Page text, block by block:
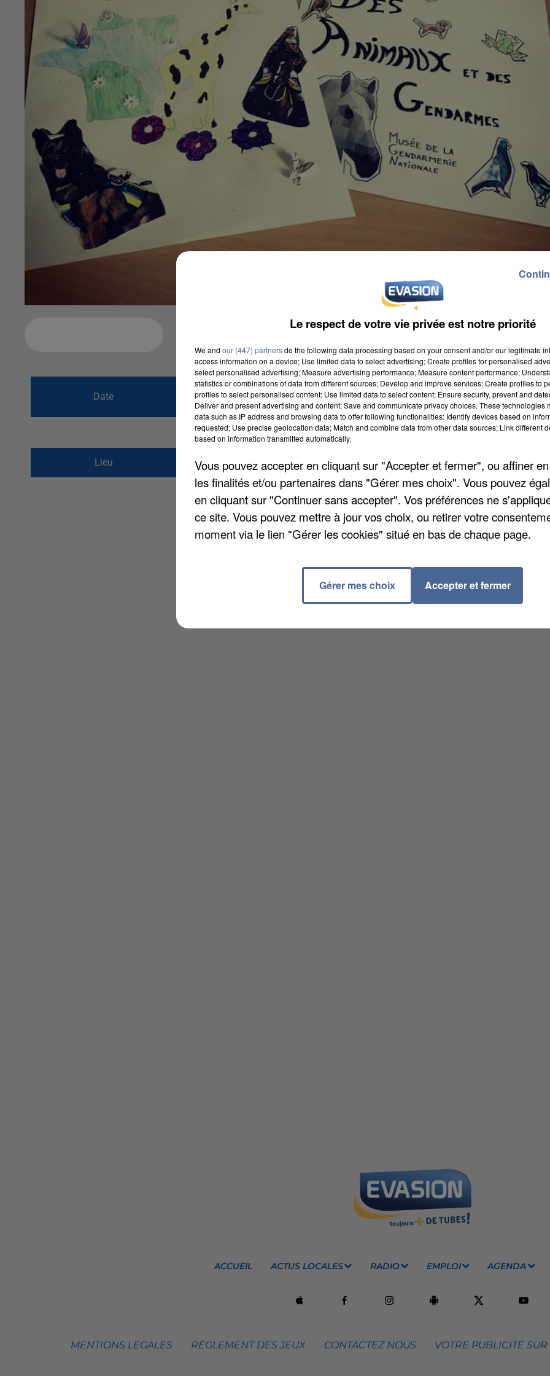
Date
du20 février 2020 à 8h00
au20 février 2020 à 18h59
Lieu
77000 Melun
ACCUEIL ACTUS LOCALES RADIO EMPLOI AGENDA
MENTIONS LEGALES RÈGLEMENT DES JEUX CONTACTEZ NOUS VOTRE PUBLICITÉ
Le respect de votre vie privée est notre priorité
We and our (447) partnersdo the following data processing based on your consent and/or our legitimate
access information on a device; Use limited data to select advertising; Create profiles for personalised
select personalised advertising; Measure advertising performance; Measure content performance;
statistics or combinations of data from different sources; Develop and improve services; Create profiles to
profiles to select personalised content; Use limited data to select content; Ensure security, prevent and
Deliver and present advertising and content; Save and communicate privacy choices. These technologies
data such as IP address and browsing data to offer following functionalities: Identify devices based on
requested; Use precise geolocation data; Match and combine data from other data sources; Link different
based on information transmitted automatically.
Vous pouvez accepter en cliquant sur "Accepter et fermer", ou affiner
les finalités et/ou partenaires dans "Gérer mes choix". Vous pouvez
en cliquant sur "Continuer sans accepter". Vos préférences ne
ce site. Vous pouvez mettre à jour vos choix, ou retirer votre
moment via le lien "Gérer les cookies" situé en bas de chaque page.
Gérer mes choix Accepter et fermer